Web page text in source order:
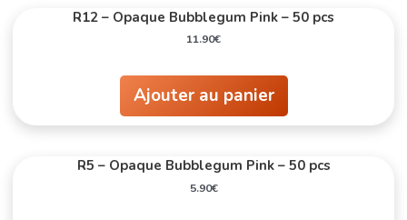
R12 – Opaque Bubblegum Pink – 50 pcs
11.90€
Ajouter au panier
R5 – Opaque Bubblegum Pink – 50 pcs
5.90€